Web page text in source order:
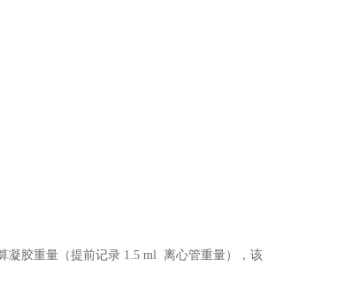
凝胶重量（提前记录 1.5 ml 离心管重量），该